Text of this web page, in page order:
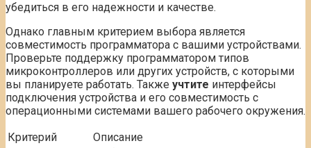
убедиться в его надежности и качестве.
Однако главным критерием выбора является
совместимость программатора с вашими устройствами.
Проверьте поддержку программатором типов
микроконтроллеров или других устройств, с которыми
вы планируете работать. Также учтите интерфейсы
подключения устройства и его совместимость с
операционными системами вашего рабочего окружения.
Критерий
Описание